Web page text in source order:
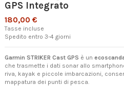
GPS Integrato
180,00 €
Tasse incluse
Spedito entro 3-4 giorni
Garmin STRIKER Cast GPS è un
che trasmette i dati sonar allo
riva, kayak e piccole imbarcazioni,
mappatura dei punti di pesca.